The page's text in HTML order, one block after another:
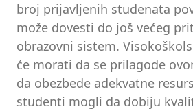
broj prijavljenih studenata
može dovesti do još većeg
obrazovni sistem.
će morati da se prilagode
da obezbede adekvatne
studenti mogli da dobiju